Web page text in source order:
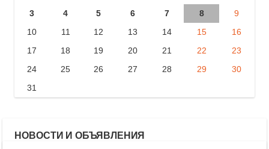
3
4 5 6 7 8
9
10
11 12 13 14 15
16
17
18 19 20 21 22
23
24
25 26 27 28 29
30
31
НОВОСТИ И ОБЪЯВЛЕНИЯ